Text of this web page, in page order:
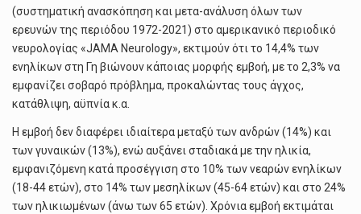
(συστηματική ανασκόπηση και μετα-ανάλυση όλων των
ερευνών της περιόδου 1972-2021) στο αμερικανικό περιοδικό
νευρολογίας «JAMA Neurology», εκτιμούν ότι το 14,4% των
ενηλίκων στη Γη βιώνουν κάποιας μορφής εμβοή, με το 2,3% να
εμφανίζει σοβαρό πρόβλημα, προκαλώντας τους άγχος,
κατάθλιψη, αϋπνία κ.α.
Η εμβοή δεν διαφέρει ιδιαίτερα μεταξύ των ανδρών (14%) και
των γυναικών (13%), ενώ αυξάνει σταδιακά με την ηλικία,
εμφανιζόμενη κατά προσέγγιση στο 10% των νεαρών ενηλίκων
(18-44 ετών), στο 14% των μεσηλίκων (45-64 ετών) και στο 24%
των ηλικιωμένων (άνω των 65 ετών). Χρόνια εμβοή εκτιμάται